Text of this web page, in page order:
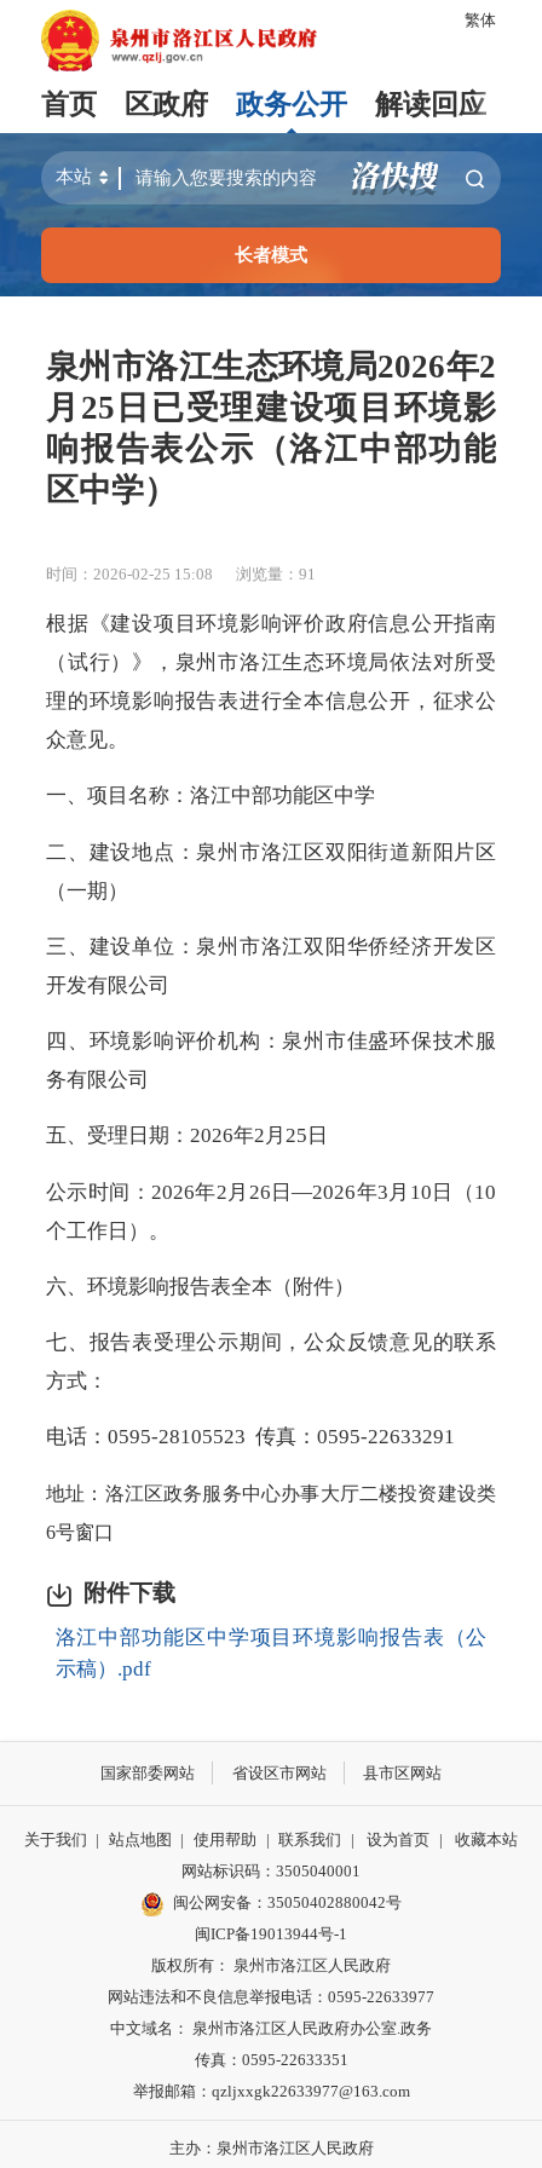
繁体
首页 区政府 政务公开 解读回应
长者模式
泉州市洛江生态环境局2026年2
月25日已受理建设项目环境影
响报告表公示（洛江中部功能
区中学）
时间：2026-02-25 15:08 浏览量： 91
根据《建设项目环境影响评价政府信息公开指南
（试行）》，泉州市洛江生态环境局依法对所受
理的环境影响报告表进行全本信息公开，征求公
众意见。
一、项目名称：洛江中部功能区中学
二、建设地点：泉州市洛江区双阳街道新阳片区
（一期）
三、建设单位：泉州市洛江双阳华侨经济开发区
开发有限公司
四、环境影响评价机构：泉州市佳盛环保技术服
务有限公司
五、受理日期：2026年2月25日
公示时间：2026年2月26日—2026年3月10日（10
个工作日）。
六、环境影响报告表全本（附件）
七、报告表受理公示期间，公众反馈意见的联系
方式：
电话：0595-28105523 传真：0595-22633291
地址：洛江区政务服务中心办事大厅二楼投资建设类
6号窗口
附件下载
洛江中部功能区中学项目环境影响报告表（公
示稿）.pdf
国家部委网站 省设区市网站 县市区网站
关于我们 | 站点地图 | 使用帮助 | 联系我们 | 设为首页 |
收藏本站
网站标识码：3505040001
闽公网安备：35050402880042号
闽ICP备19013944号-1
版权所有： 泉州市洛江区人民政府
网站违法和不良信息举报电话：0595-22633977
中文域名： 泉州市洛江区人民政府办公室.政务
传真：0595-22633351
举报邮箱：qzljxxgk22633977@163.com
主办：泉州市洛江区人民政府